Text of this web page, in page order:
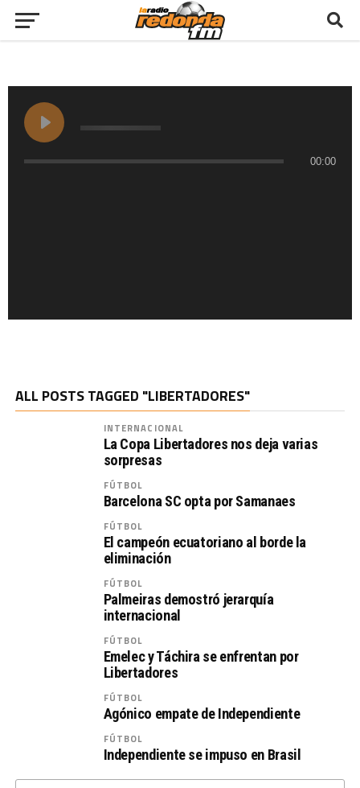
00:00
ALL POSTS TAGGED "LIBERTADORES"
INTERNACIONAL
La Copa Libertadores nos deja varias
sorpresas
FÚTBOL
Barcelona SC opta por Samanaes
FÚTBOL
El campeón ecuatoriano al borde la
eliminación
FÚTBOL
Palmeiras demostró jerarquía
internacional
FÚTBOL
Emelec y Táchira se enfrentan por
Libertadores
FÚTBOL
Agónico empate de Independiente
FÚTBOL
Independiente se impuso en Brasil